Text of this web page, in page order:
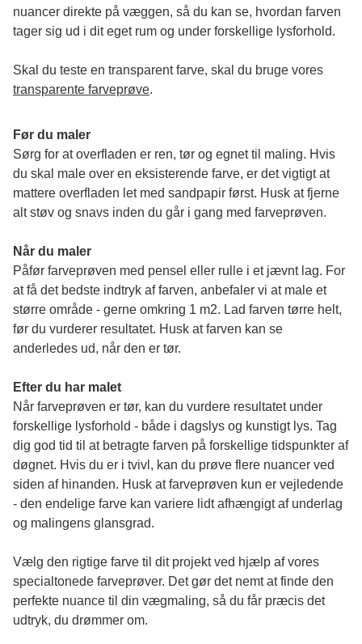
nuancer direkte på væggen, så du kan se, hvordan farven
tager sig ud i dit eget rum og under forskellige lysforhold.
transparente farveprøve.
Før du maler
Sørg for at overfladen er ren, tør og egnet til maling. Hvis
du skal male over en eksisterende farve, er det vigtigt at
mattere overfladen let med sandpapir først. Husk at fjerne
alt støv og snavs inden du går i gang med farveprøven.
Når du maler
Påfør farveprøven med pensel eller rulle i et jævnt lag. For
at få det bedste indtryk af farven, anbefaler vi at male et
større område - gerne omkring 1 m2. Lad farven tørre helt,
før du vurderer resultatet. Husk at farven kan se
anderledes ud, når den er tør.
Efter du har malet
Når farveprøven er tør, kan du vurdere resultatet under
forskellige lysforhold - både i dagslys og kunstigt lys. Tag
dig god tid til at betragte farven på forskellige tidspunkter af
døgnet. Hvis du er i tvivl, kan du prøve flere nuancer ved
siden af hinanden. Husk at farveprøven kun er vejledende
- den endelige farve kan variere lidt afhængigt af underlag
og malingens glansgrad.
Vælg den rigtige farve til dit projekt ved hjælp af vores
specialtonede farveprøver. Det gør det nemt at finde den
perfekte nuance til din vægmaling, så du får præcis det
udtryk, du drømmer om.